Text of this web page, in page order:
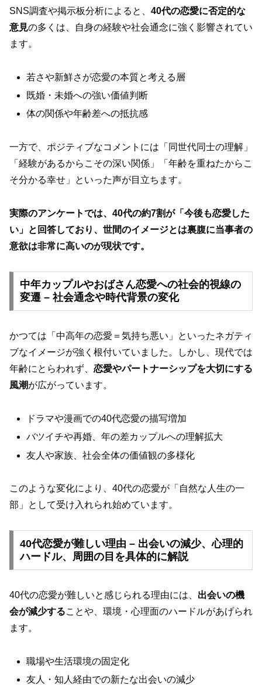
SNS調査や掲示板分析によると、 40代の恋愛に否定的な
意見の多くは、自身の経験や社会通念に強く影響されてい
ます。
若さや新鮮さが恋愛の本質と考える層
既婚・未婚への強い価値判断
体の関係や年齢差への抵抗感
一方で、ポジティブなコメントには「同世代同士の理解」
「経験があるからこその深い関係」「年齢を重ねたからこ
そ分かる幸せ」といった声が目立ちます。
実際のアンケートでは、40代の約7割が「今後も恋愛した
い」と回答しており、世間のイメージとは裏腹に当事者の
意欲は非常に高いのが現状です。
中年カップルやおばさん恋愛への社会的視線の
変遷 – 社会通念や時代背景の変化
かつては「中高年の恋愛＝気持ち悪い」といったネガティ
ブなイメージが強く根付いていました。しかし、現代では
年齢にとらわれず、 恋愛やパートナーシップを大切にする
風潮が広がっています。
ドラマや漫画での40代恋愛の描写増加
バツイチや再婚、年の差カップルへの理解拡大
友人や家族、社会全体の価値観の多様化
このような変化により、40代の恋愛が「自然な人生の一
部」として受け入れられ始めています。
40代恋愛が難しい理由 – 出会いの減少、心理的
ハードル、周囲の目を具体的に解説
40代の恋愛が難しいと感じられる理由には、 出会いの機
会が減少することや、環境・心理面のハードルがあげられ
ます。
職場や生活環境の固定化
友人・知人経由での新たな出会いの減少